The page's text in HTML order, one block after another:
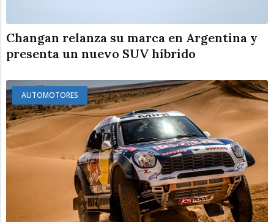
Changan relanza su marca en Argentina y
presenta un nuevo SUV híbrido
AUTOMOTORES